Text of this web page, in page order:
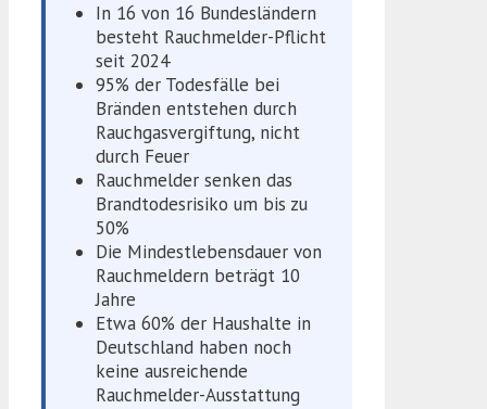
In 16 von 16 Bundesländern
besteht Rauchmelder-Pflicht
seit 2024
95% der Todesfälle bei
Bränden entstehen durch
Rauchgasvergiftung, nicht
durch Feuer
Rauchmelder senken das
Brandtodesrisiko um bis zu
50%
Die Mindestlebensdauer von
Rauchmeldern beträgt 10
Jahre
Etwa 60% der Haushalte in
Deutschland haben noch
keine ausreichende
Rauchmelder-Ausstattung